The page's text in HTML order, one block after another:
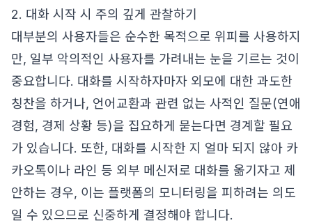
2. 대화 시작 시 주의 깊게 관찰하기
대부분의 사용자들은 순수한 목적으로 위피를 사용하지
만, 일부 악의적인 사용자를 가려내는 눈을 기르는 것이
중요합니다. 대화를 시작하자마자 외모에 대한 과도한
칭찬을 하거나, 언어교환과 관련 없는 사적인 질문(연애
경험, 경제 상황 등)을 집요하게 묻는다면 경계할 필요
가 있습니다. 또한, 대화를 시작한 지 얼마 되지 않아 카
카오톡이나 라인 등 외부 메신저로 대화를 옮기자고 제
안하는 경우, 이는 플랫폼의 모니터링을 피하려는 의도
일 수 있으므로 신중하게 결정해야 합니다.